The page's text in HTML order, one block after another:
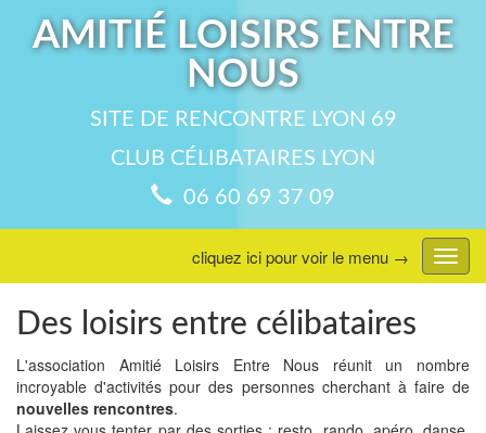
AMITIÉ LOISIRS ENTRE
NOUS
SITE DE RENCONTRE LYON 69
CLUB CÉLIBATAIRES LYON
06 60 69 37 09
menu
cliquez ici pour voir le menu →
Des loisirs entre célibataires
L'association Amitié Loisirs Entre Nous réunit un nombre
incroyable d'activités pour des personnes cherchant à faire de
nouvelles rencontres.